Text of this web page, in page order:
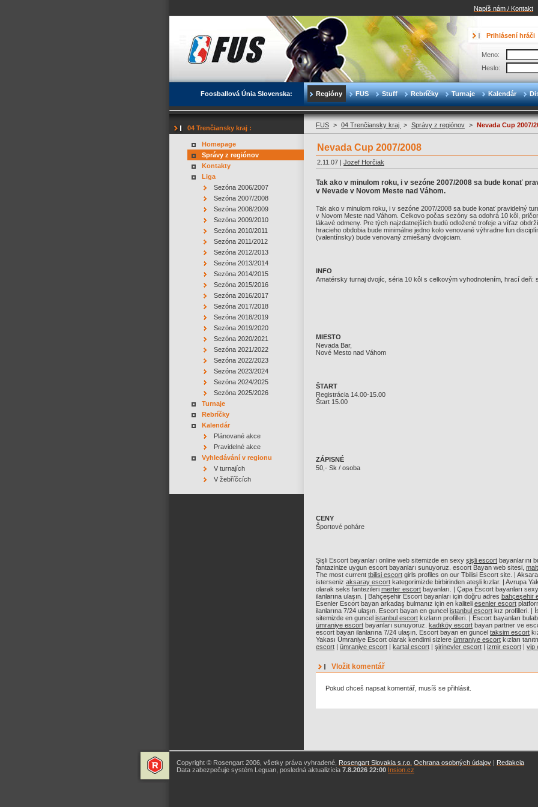
Napíš nám / Kontakt
Foosballová Únia Slovenska: Regióny FUS Stuff Rebríčky Turnaje Kalendár
Prihlásení hráči
Meno:
Heslo:
04 Trenčiansky kraj :
Homepage
Správy z regiónov
Kontakty
Liga
Sezóna 2006/2007
Sezóna 2007/2008
Sezóna 2008/2009
Sezóna 2009/2010
Sezóna 2010/2011
Sezóna 2011/2012
Sezóna 2012/2013
Sezóna 2013/2014
Sezóna 2014/2015
Sezóna 2015/2016
Sezóna 2016/2017
Sezóna 2017/2018
Sezóna 2018/2019
Sezóna 2019/2020
Sezóna 2020/2021
Sezóna 2021/2022
Sezóna 2022/2023
Sezóna 2023/2024
Sezóna 2024/2025
Sezóna 2025/2026
Turnaje
Rebríčky
Kalendár
Plánované akce
Pravidelné akce
Vyhledávání v regionu
V turnajích
V žebříčcích
FUS > 04 Trenčiansky kraj > Správy z regiónov > Nevada Cup 2007/
Nevada Cup 2007/2008
2.11.07 | Jozef Horčiak
Tak ako v minulom roku, i v sezóne 2007/2008 sa bude konať
v Nevade v Novom Meste nad Váhom.
Tak ako v minulom roku, i v sezóne 2007/2008 sa bude konať pravidelný
v Novom Meste nad Váhom. Celkovo počas sezóny sa odohrá 10 kôl,
lákavé odmeny. Pre tých najzdatnejších budú odložené trofeje a víťaz
hracieho obdobia bude minimálne jedno kolo venované výhradne fun
(valentínsky) bude venovaný zmiešaný dvojiciam.
INFO
Amatérsky turnaj dvojíc, séria 10 kôl s celkovým vyhodnotením, hrací deň:
MIESTO
Nevada Bar,
Nové Mesto nad Váhom
ŠTART
Registrácia 14.00-15.00
Štart 15.00
ZÁPISNÉ
50,- Sk / osoba
CENY
Športové poháre
Şişli Escort bayanları online web sitemizde en sexy şişli escort bayanlarını
fantazinize uygun escort bayanları sunuyoruz. escort Bayan web sitesi,
The most current tbilisi escort girls profiles on our Tbilisi Escort site. |
isterseniz aksaray escort kategorimizde birbirinden ateşli kızlar. | Avrupa
olarak seks fantezileri merter escort bayanları. | Çapa Escort bayanları
ilanlarına ulaşın. | Bahçeşehir Escort bayanları için doğru adres bahçeşehir
Esenler Escort bayan arkadaş bulmanız için en kaliteli esenler escort
ilanlarına 7/24 ulaşın. Escort bayan en guncel istanbul escort kız profilleri. |
sitemizde en guncel istanbul escort kızların profilleri. | Escort bayanları
ümraniye escort bayanları sunuyoruz. kadıköy escort bayan partner ve
escort bayan ilanlarına 7/24 ulaşın. Escort bayan en guncel taksim escort
Yakası Ümraniye Escort olarak kendimi sizlere ümraniye escort kızları
escort | ümraniye escort | kartal escort | şirinevler escort | izmir escort | vip
Vložit komentář
Pokud chceš napsat komentář, musíš se přihlásit.
Copyright © Rosengart 2006, všetky práva vyhradené, Rosengart Slovakia s.r.o. Ochrana osobných údajov | Redakcia
Data zabezpečuje systém Leguan, posledná aktualizícia 7.8.2026 22:00 Insion.cz